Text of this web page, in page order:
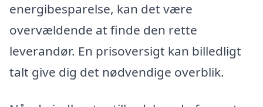
energibesparelse, kan det være
overvældende at finde den rette
leverandør. En prisoversigt kan billedligt
talt give dig det nødvendige overblik.